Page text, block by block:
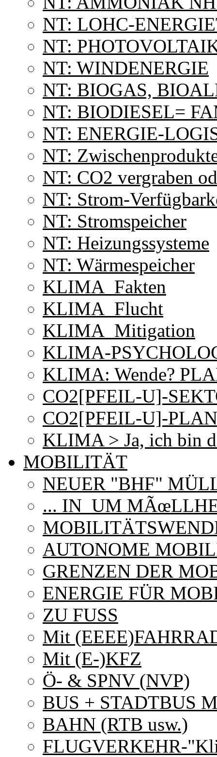
NT: LOHC-
NT:
NT: WINDENERGIE
NT: BIOGAS,
NT: BIODIESEL=
NT: ENERGIE-
NT:
NT: CO2 vergraben
NT: Strom-
NT: Stromspeicher
NT: Heizungssysteme
NT: Wärmespeicher
KLIMA_Fakten
KLIMA_Flucht
KLIMA_Mitigation
KLIMA-
KLIMA: Wende?
CO2[PFEIL-U]-
CO2[PFEIL-U]-
KLIMA > Ja, ich bin
MOBILITÄT
NEUER "BHF"
... IN_UM
AUTONOME
GRENZEN DER
ENERGIE FÜR
ZU FUSS
Mit
Mit (E-)KFZ
Ö- & SPNV (NVP)
BUS + STADTBUS
BAHN (RTB usw.)
FLUGVERKEHR-